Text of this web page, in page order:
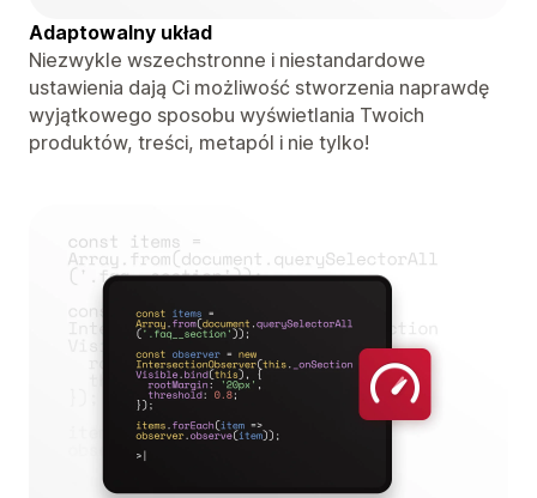
Adaptowalny układ
Niezwykle wszechstronne i niestandardowe
ustawienia dają Ci możliwość stworzenia naprawdę
wyjątkowego sposobu wyświetlania Twoich
produktów, treści, metapól i nie tylko!